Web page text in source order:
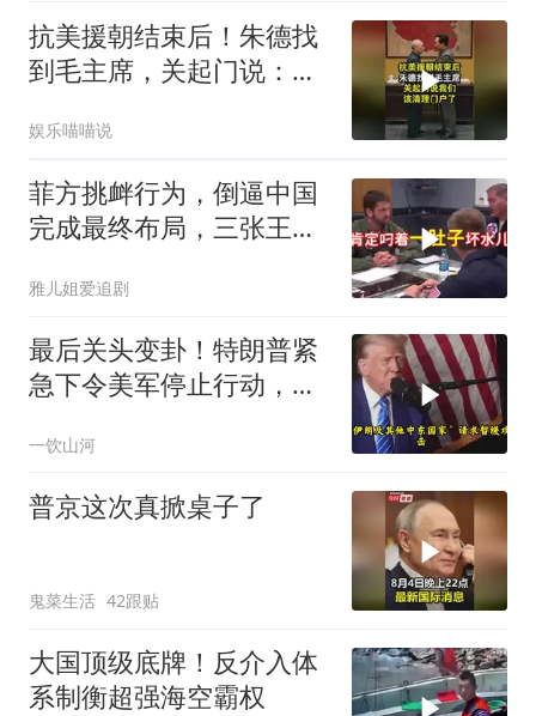
抗美援朝结束后！朱德找
到毛主席，关起门说：我
娱乐喵喵说
菲方挑衅行为，倒逼中国
完成最终布局，三张王牌
雅儿姐爱追剧
最后关头变卦！特朗普紧
急下令美军停止行动，他
一饮山河
普京这次真掀桌子了
鬼菜生活 42跟贴
大国顶级底牌！反介入体
系制衡超强海空霸权